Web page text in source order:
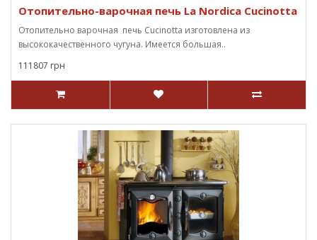
Отопительно-варочная печь La Nordica Cucinotta
Отопительно варочная печь Cucinotta изготовлена из
высококачественного чугуна. Имеется большая..
111807 грн